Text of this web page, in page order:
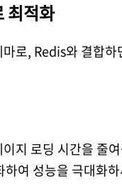
최적화
로, Redis와 결합하
지 로딩 시간을 줄
여 성능을 극대화